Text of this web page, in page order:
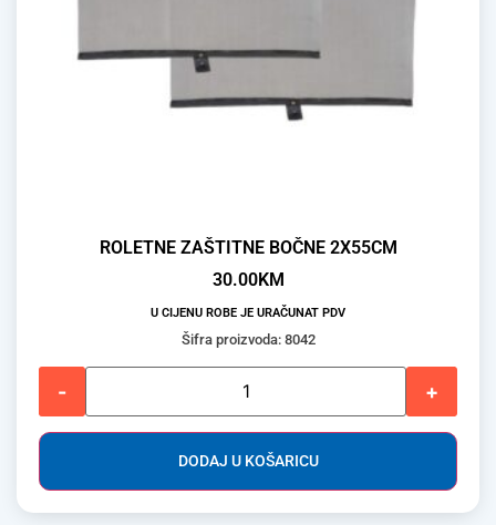
ROLETNE ZAŠTITNE BOČNE 2X55CM
30.00KM
U CIJENU ROBE JE URAČUNAT PDV
Šifra proizvoda: 8042
- +
DODAJ U KOŠARICU